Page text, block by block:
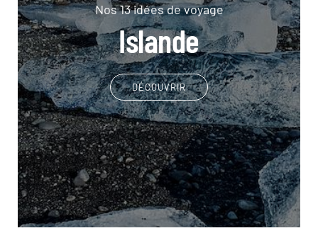
Nos 13 idées de voyage
Islande
DÉCOUVRIR